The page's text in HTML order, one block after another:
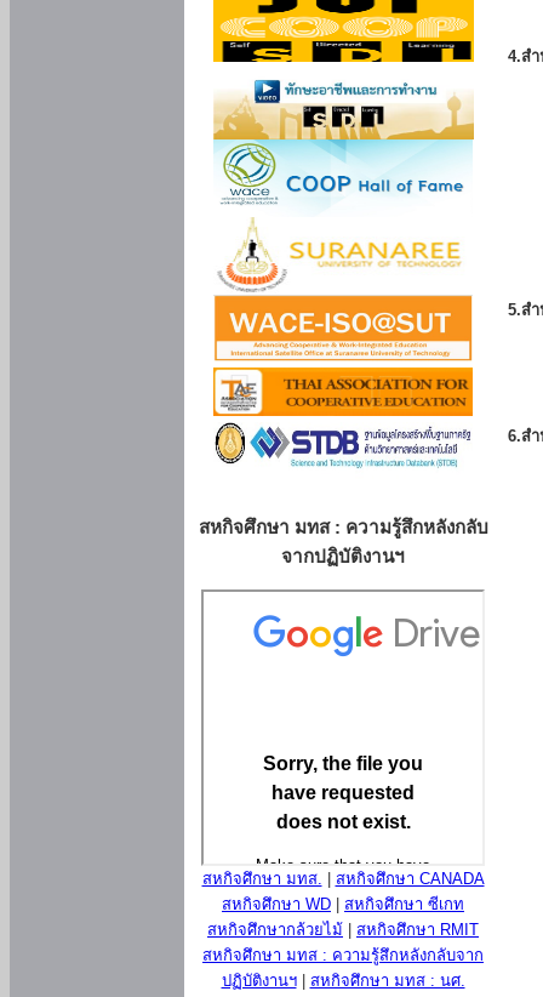
สหกิจศึกษา มทส : ความรู้สึกหลังกลับ
จากปฏิบัติงานฯ
สหกิจศึกษา มทส.
สหกิจศึกษา CANADA
สหกิจศึกษา WD
สหกิจศึกษา ซีเกท
สหกิจศึกษากล้วยไม้
สหกิจศึกษา RMIT
สหกิจศึกษา มทส : ความรู้สึกหลังกลับจาก
ปฏิบัติงานฯ| สหกิจศึกษา มทส : นศ.
4.ส
5.ส
6.ส